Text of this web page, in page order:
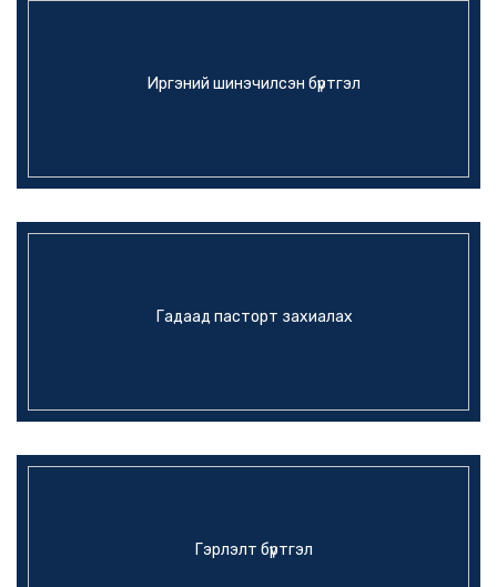
Иргэний шинэчилсэн бүртгэл
Гадаад пасторт захиалах
Гэрлэлт бүртгэл